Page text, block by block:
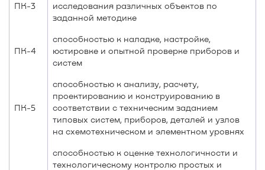
ПК-3
исследования различных объектов по
заданной методике
ПК-4
способностью к наладке, настройке,
юстировке и опытной проверке приборов и
систем
ПК-5
способностью к анализу, расчету,
проектированию и конструированию в
соответствии с техническим заданием
типовых систем, приборов, деталей и узлов
на схемотехническом и элементном уровнях
способностью к оценке технологичности и
технологическому контролю простых и